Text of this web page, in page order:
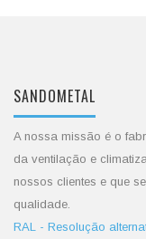
SANDOMETAL
A nossa missão é o
da ventilação e
nossos clientes e que
qualidade.
RAL - Resolução